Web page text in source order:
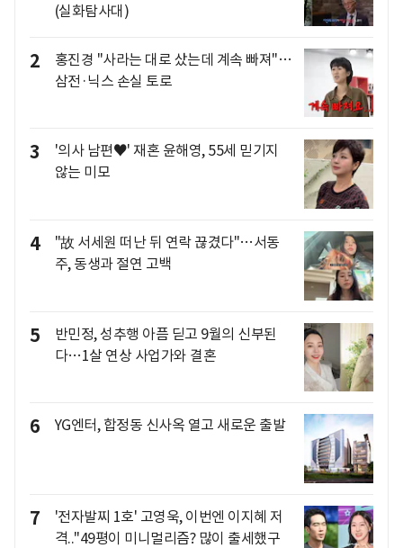
(실화탐사대)
2
홍진경 "사라는 대로 샀는데 계속 빠져"…
삼전·닉스 손실 토로
3
'의사 남편♥' 재혼 윤해영, 55세 믿기지
않는 미모
4
"故 서세원 떠난 뒤 연락 끊겼다"…서동
주, 동생과 절연 고백
5
반민정, 성추행 아픔 딛고 9월의 신부된
다…1살 연상 사업가와 결혼
6 YG엔터, 합정동 신사옥 열고 새로운 출발
7
'전자발찌 1호' 고영욱, 이번엔 이지혜 저
격.."49평이 미니멀리즘? 많이 출세했구